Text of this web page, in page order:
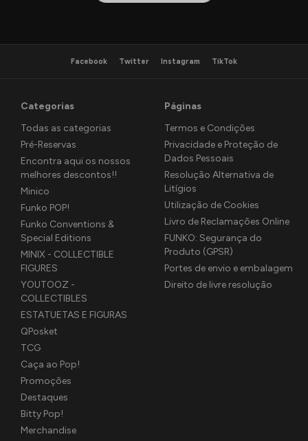
Facebook Twitter Instagram TikTok
Categorias
Todas as categorias
Pré-Reservas
Encontra aqui os nossos
melhores descontos!!
Minico
Funko POP!
Funko Conventions &
Special Editions
MINIX - COLLECTIBLE
FIGURES
YOUTOOZ -
COLLECTIBLES
ESTATUETAS E FIGURAS
QPosket
TCG
Caça ao Pop!
Promoções
Destaques
Bitty Pop!
Merchandise
Páginas
Termos e Condições
Privacidade e Proteção de
Dados Pessoais
Resolução Alternativa de
Litígios
Utilização de Cookies
Livro de Reclamações Online
FUNKO: Segurança do
Produto (GPSR)
Portes de envio e embalagem
Direito de livre resolução